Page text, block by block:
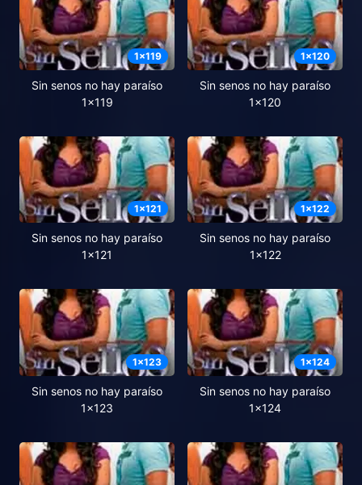
1x119
Sin senos no hay paraíso
1x119
1x120
Sin senos no hay paraíso
1x120
1x121
Sin senos no hay paraíso
1x121
1x122
Sin senos no hay paraíso
1x122
1x123
Sin senos no hay paraíso
1x123
1x124
Sin senos no hay paraíso
1x124